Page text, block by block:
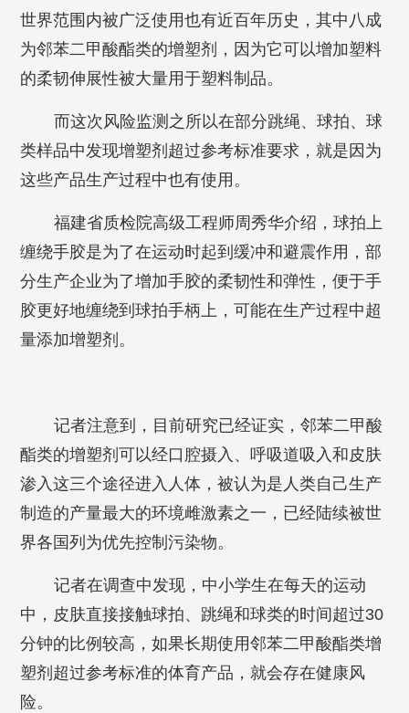
世界范围内被广泛使用也有近百年历史，其中八成
为邻苯二甲酸酯类的增塑剂，因为它可以增加塑料
的柔韧伸展性被大量用于塑料制品。
而这次风险监测之所以在部分跳绳、球拍、球
类样品中发现增塑剂超过参考标准要求，就是因为
这些产品生产过程中也有使用。
福建省质检院高级工程师周秀华介绍，球拍上
缠绕手胶是为了在运动时起到缓冲和避震作用，部
分生产企业为了增加手胶的柔韧性和弹性，便于手
胶更好地缠绕到球拍手柄上，可能在生产过程中超
量添加增塑剂。
记者注意到，目前研究已经证实，邻苯二甲酸
酯类的增塑剂可以经口腔摄入、呼吸道吸入和皮肤
渗入这三个途径进入人体，被认为是人类自己生产
制造的产量最大的环境雌激素之一，已经陆续被世
界各国列为优先控制污染物。
记者在调查中发现，中小学生在每天的运动
中，皮肤直接接触球拍、跳绳和球类的时间超过30
分钟的比例较高，如果长期使用邻苯二甲酸酯类增
塑剂超过参考标准的体育产品，就会存在健康风
险。